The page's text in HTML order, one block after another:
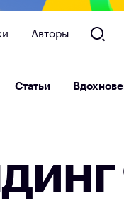
Авторы
Статьи
динг